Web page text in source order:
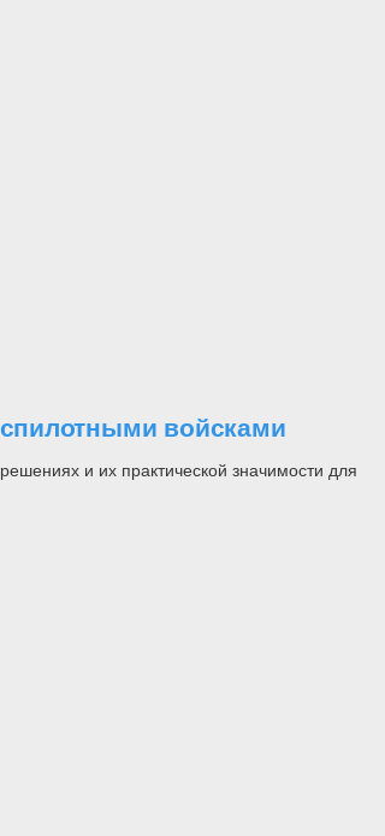
войсками
и их практической значимости для